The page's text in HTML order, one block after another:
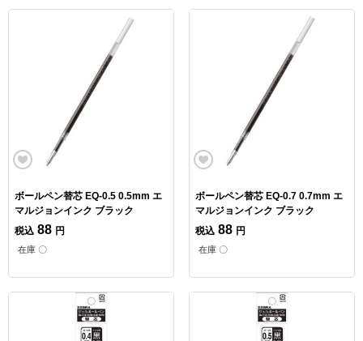
ボールペン替芯 EQ-0.5 0.5mm エ
マルジョンインク ブラック
税込 88 円
在庫 〇
ボールペン替芯 EQ-0.7 0.7mm エ
マルジョンインク ブラック
税込 88 円
在庫 〇